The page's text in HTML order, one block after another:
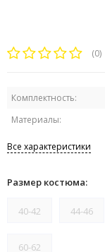
(0)
Комплектность:
Материалы:
Все характеристики
Размер костюма:
40-42 44-46
60-62